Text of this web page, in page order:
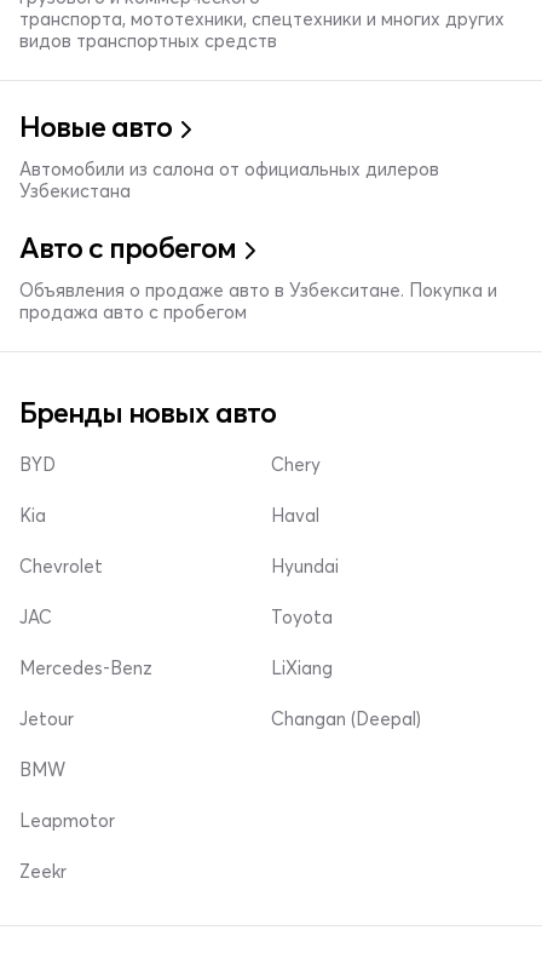
транспорта, мототехники, спецтехники и многих других
видов транспортных средств
Новые авто
Автомобили из салона от официальных дилеров
Узбекистана
Авто с пробегом
Объявления о продаже авто в Узбекситане. Покупка и
продажа авто с пробегом
Бренды новых авто
BYD
Kia
Chevrolet
Chery
Haval
Hyundai
JAC
Mercedes-Benz
Jetour
Toyota
LiXiang
Changan (Deepal)
BMW
Leapmotor
Zeekr